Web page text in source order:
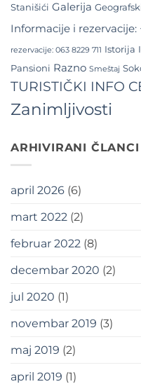
Stanišići Galerija
Informacije i rezervacije:
rezervacije: 063 8229 711 Istorija
Pansioni Razno Smeštaj
TURISTIČKI INFO
Zanimljivosti
ARHIVIRANI ČLANCI
april 2026 (6)
mart 2022 (2)
februar 2022 (8)
decembar 2020 (2)
jul 2020 (1)
novembar 2019 (3)
maj 2019 (2)
april 2019 (1)